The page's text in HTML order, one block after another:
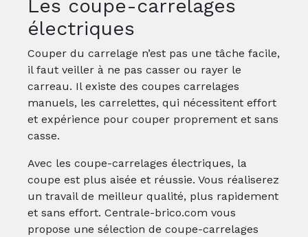
Les coupe-carrelages
électriques
Couper du carrelage n’est pas une tâche facile,
il faut veiller à ne pas casser ou rayer le
carreau. Il existe des coupes carrelages
manuels, les carrelettes, qui nécessitent effort
et expérience pour couper proprement et sans
casse.
Avec les coupe-carrelages électriques, la
coupe est plus aisée et réussie. Vous réaliserez
un travail de meilleur qualité, plus rapidement
et sans effort. Centrale-brico.com vous
propose une sélection de coupe-carrelages